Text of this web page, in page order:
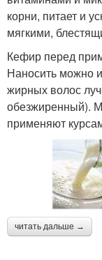
корни, питает и
мягкими,
Кефир перед
Наносить можно
жирных волос
обезжиренный).
применяют
читать дальше →